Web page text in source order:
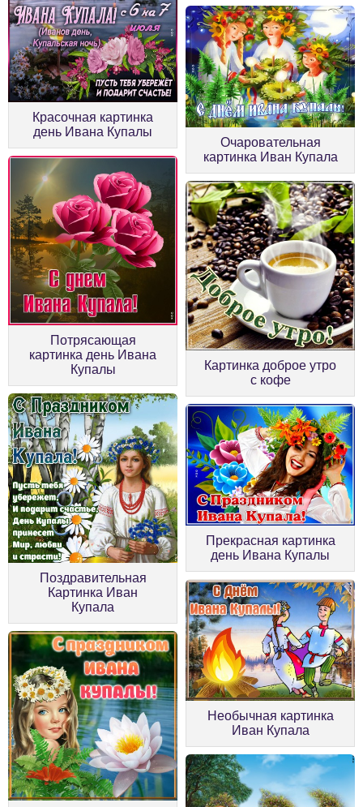
Красочная картинка
день Ивана Купалы
Очаровательная
картинка Иван Купала
Потрясающая
картинка день Ивана
Купалы
Картинка доброе утро
с кофе
Поздравительная
Картинка Иван
Купала
Прекрасная картинка
день Ивана Купалы
Необычная картинка
Иван Купала